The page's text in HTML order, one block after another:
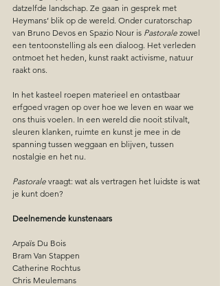
datzelfde landschap. Ze gaan in gesprek met
Heymans’ blik op de wereld. Onder curatorschap
van Bruno Devos en Spazio Nour is Pastorale zowel
een tentoonstelling als een dialoog. Het verleden
ontmoet het heden, kunst raakt activisme, natuur
raakt ons.
In het kasteel roepen materieel en ontastbaar
erfgoed vragen op over hoe we leven en waar we
ons thuis voelen. In een wereld die nooit stilvalt,
sleuren klanken, ruimte en kunst je mee in de
spanning tussen weggaan en blijven, tussen
nostalgie en het nu.
Pastorale vraagt: wat als vertragen het luidste is wat
je kunt doen?
Deelnemende kunstenaars
Arpaïs Du Bois
Bram Van Stappen
Catherine Rochtus
Chris Meulemans